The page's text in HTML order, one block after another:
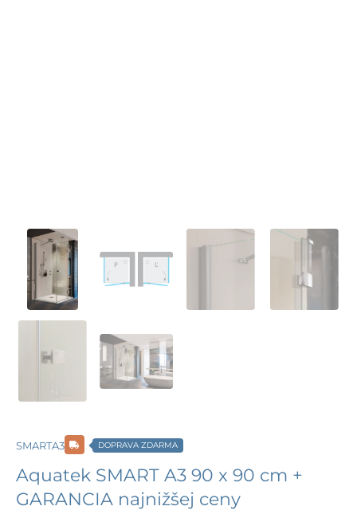
SMARTA3 DOPRAVA ZDARMA
Aquatek SMART A3 90 x 90 cm +
GARANCIA najnižšej ceny